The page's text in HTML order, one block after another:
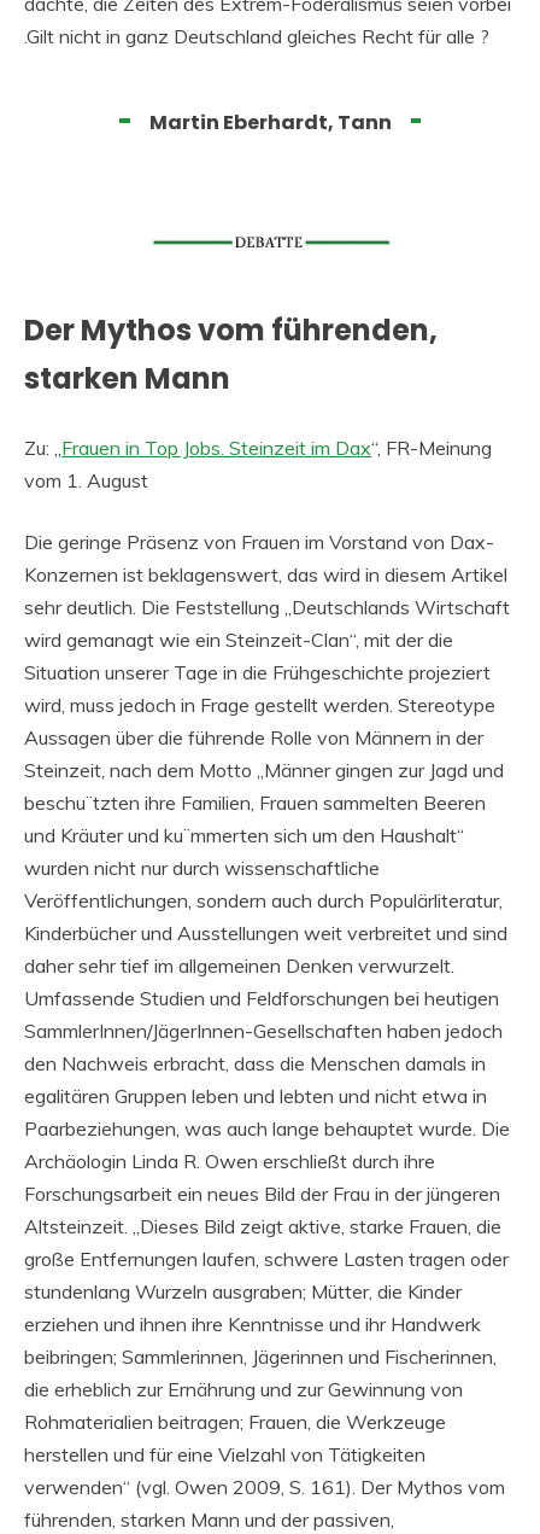
.Gilt nicht in ganz Deutschland gleiches Recht für alle ?
Martin Eberhardt, Tann
Der Mythos vom führenden,
starken Mann
Zu: „Frauen in Top Jobs. Steinzeit im Dax“, FR-Meinung
vom 1. August
Die geringe Präsenz von Frauen im Vorstand von Dax-
Konzernen ist beklagenswert, das wird in diesem Artikel
sehr deutlich. Die Feststellung „Deutschlands Wirtschaft
wird gemanagt wie ein Steinzeit-Clan“, mit der die
Situation unserer Tage in die Frühgeschichte projeziert
wird, muss jedoch in Frage gestellt werden. Stereotype
Aussagen über die führende Rolle von Männern in der
Steinzeit, nach dem Motto „Männer gingen zur Jagd und
beschu¨tzten ihre Familien, Frauen sammelten Beeren
und Kräuter und ku¨mmerten sich um den Haushalt“
wurden nicht nur durch wissenschaftliche
Veröffentlichungen, sondern auch durch Populärliteratur,
Kinderbücher und Ausstellungen weit verbreitet und sind
daher sehr tief im allgemeinen Denken verwurzelt.
Umfassende Studien und Feldforschungen bei heutigen
SammlerInnen/JägerInnen-Gesellschaften haben jedoch
den Nachweis erbracht, dass die Menschen damals in
egalitären Gruppen leben und lebten und nicht etwa in
Paarbeziehungen, was auch lange behauptet wurde. Die
Archäologin Linda R. Owen erschließt durch ihre
Forschungsarbeit ein neues Bild der Frau in der jüngeren
Altsteinzeit. „Dieses Bild zeigt aktive, starke Frauen, die
große Entfernungen laufen, schwere Lasten tragen oder
stundenlang Wurzeln ausgraben; Mütter, die Kinder
erziehen und ihnen ihre Kenntnisse und ihr Handwerk
beibringen; Sammlerinnen, Jägerinnen und Fischerinnen,
die erheblich zur Ernährung und zur Gewinnung von
Rohmaterialien beitragen; Frauen, die Werkzeuge
herstellen und für eine Vielzahl von Tätigkeiten
verwenden“ (vgl. Owen 2009, S. 161). Der Mythos vom
führenden, starken Mann und der passiven,